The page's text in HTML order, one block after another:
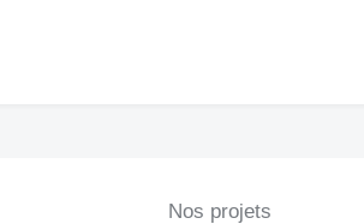
Nos projets